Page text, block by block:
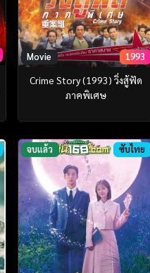
Movie 1993
Crime Story (1993) วิ่งสู้ฟัด
ภาคพิเศษ
จบแล้ว ซับไทย